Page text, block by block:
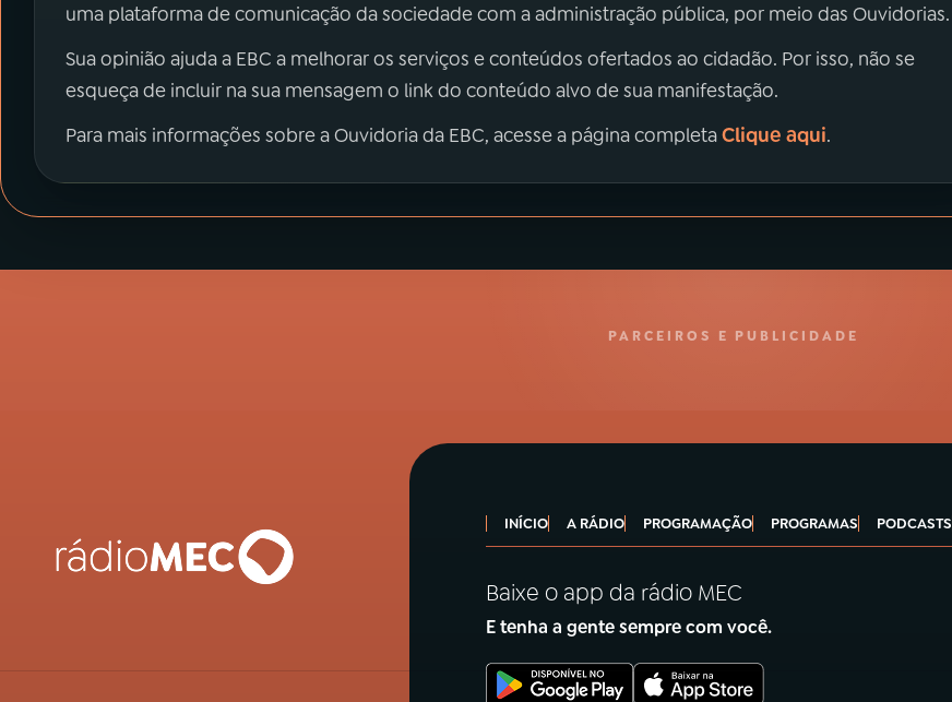
uma plataforma de comunicação da sociedade com a administração pública, por meio das Ouvidorias.
Sua opinião ajuda a EBC a melhorar os serviços e conteúdos ofertados ao cidadão. Por isso, não se
esqueça de incluir na sua mensagem o link do conteúdo alvo de sua manifestação.
Para mais informações sobre a Ouvidoria da EBC, acesse a página completaClique aqui.
PARCEIROS E PUBLICIDADE
INÍCIO A RÁDIO PROGRAMAÇÃO PROGRAMAS PODCASTS
Baixe o app da rádio MEC
E tenha a gente sempre com você.